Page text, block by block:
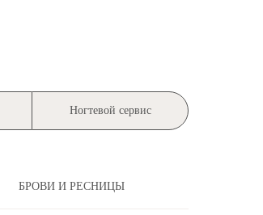
Ногтевой сервис
БРОВИ И РЕСНИЦЫ